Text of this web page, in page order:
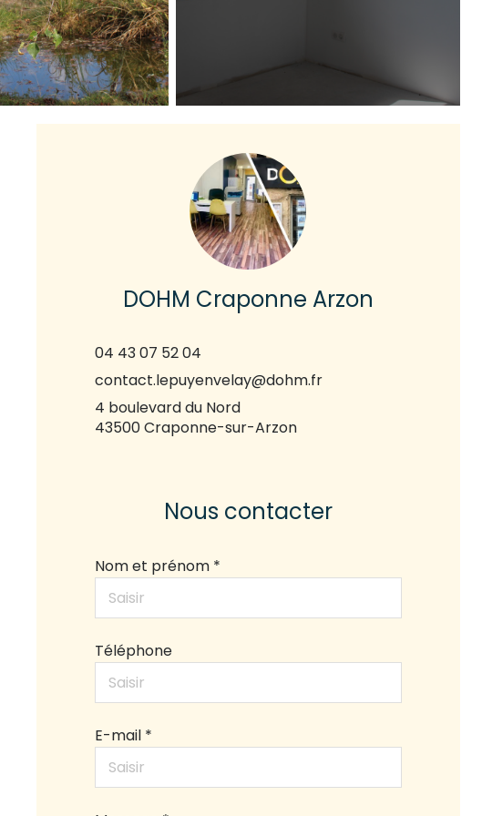
DOHM Craponne Arzon
04 43 07 52 04
contact.lepuyenvelay@dohm.fr
4 boulevard du Nord
43500 Craponne-sur-Arzon
Nous contacter
Nom et prénom *
Téléphone
E-mail *